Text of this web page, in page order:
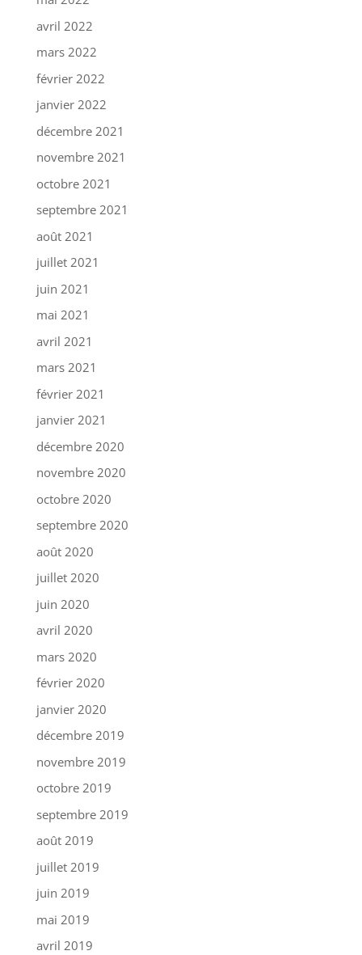
avril 2022
mars 2022
février 2022
janvier 2022
décembre 2021
novembre 2021
octobre 2021
septembre 2021
août 2021
juillet 2021
juin 2021
mai 2021
avril 2021
mars 2021
février 2021
janvier 2021
décembre 2020
novembre 2020
octobre 2020
septembre 2020
août 2020
juillet 2020
juin 2020
avril 2020
mars 2020
février 2020
janvier 2020
décembre 2019
novembre 2019
octobre 2019
septembre 2019
août 2019
juillet 2019
juin 2019
mai 2019
avril 2019